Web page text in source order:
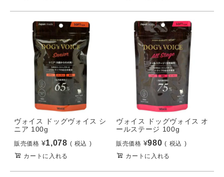
ヴォイス ドッグヴォイス シ
ニア 100g
販売価格 ¥1,078
税込
カートに入れる
ヴォイス ドッグヴォイス オ
ールステージ 100g
販売価格 ¥980
税込
カートに入れる